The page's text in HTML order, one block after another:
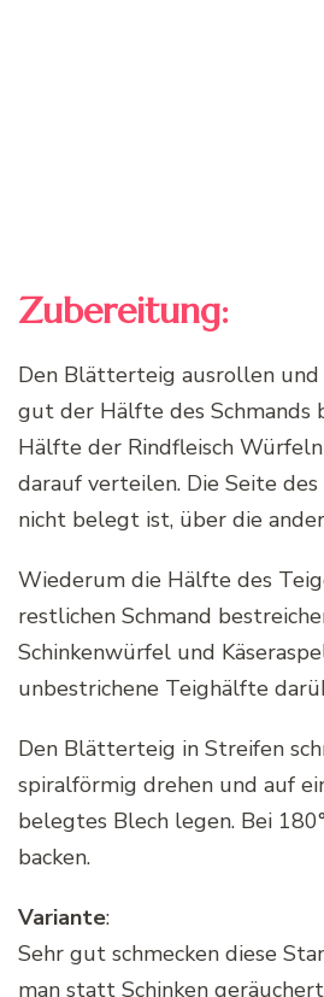
Zubereitung:
Den Blätterteig ausrollen
gut der Hälfte des Schmands
Hälfte der Rindfleisch Würfeln
darauf verteilen. Die Seite
nicht belegt ist, über die
Wiederum die Hälfte des
restlichen Schmand
Schinkenwürfel und
unbestrichene Teighälfte
Den Blätterteig in Streifen
spiralförmig drehen und auf
belegtes Blech legen. Bei
backen.
Variante:
Sehr gut schmecken diese
man statt Schinken